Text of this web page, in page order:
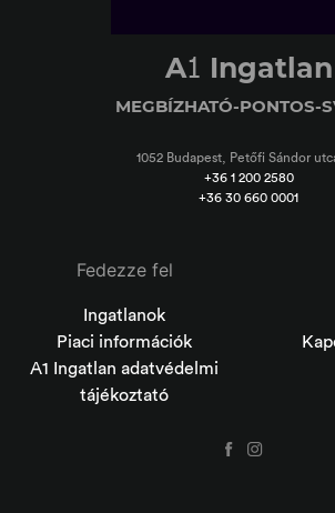
A1 Ingatlan
MEGBÍZHATÓ-PONTOS-
1052 Budapest, Petőfi Sándor
+36 1 200 2580
+36 30 660 0001
Fedezze fel
Ingatlanok
Piaci információk
A1 Ingatlan adatvédelmi
tájékoztató